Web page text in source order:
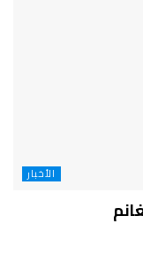
الأخبار